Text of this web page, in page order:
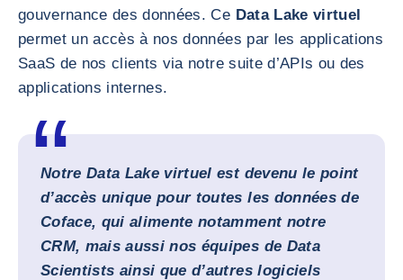
gouvernance des données. Ce Data Lake virtuel
permet un accès à nos données par les applications
SaaS de nos clients via notre suite d’APIs ou des
applications internes.
Notre Data Lake virtuel est devenu le point
d’accès unique pour toutes les données de
Coface, qui alimente notamment notre
CRM, mais aussi nos équipes de Data
Scientists ainsi que d’autres logiciels